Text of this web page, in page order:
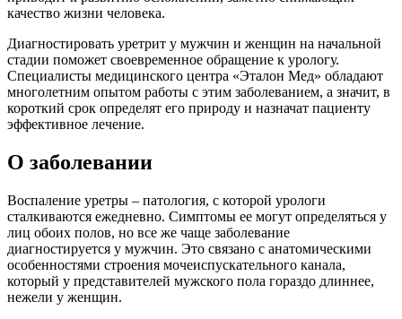
качество жизни человека.
Диагностировать уретрит у мужчин и женщин на начальной
стадии поможет своевременное обращение к урологу.
Специалисты медицинского центра «Эталон Мед» обладают
многолетним опытом работы с этим заболеванием, а значит, в
короткий срок определят его природу и назначат пациенту
эффективное лечение.
О заболевании
Воспаление уретры – патология, с которой урологи
сталкиваются ежедневно. Симптомы ее могут определяться у
лиц обоих полов, но все же чаще заболевание
диагностируется у мужчин. Это связано с анатомическими
особенностями строения мочеиспускательного канала,
который у представителей мужского пола гораздо длиннее,
нежели у женщин.